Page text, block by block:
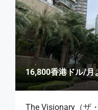
16,800香港ドル/月
The Visionary（ザ